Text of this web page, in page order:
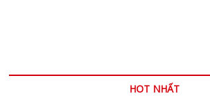
HOT NHẤT